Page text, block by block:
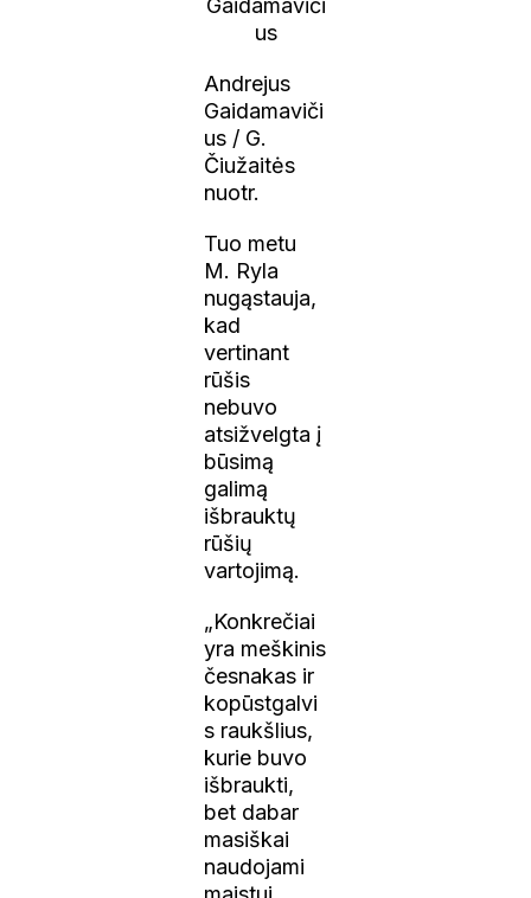
Andrejus
Gaidamaviči
us / G.
Čiužaitės
nuotr.
Tuo metu
M. Ryla
nugąstauja,
kad
vertinant
rūšis
nebuvo
atsižvelgta į
būsimą
galimą
išbrauktų
rūšių
vartojimą.
„Konkrečiai
yra meškinis
česnakas ir
kopūstgalvi
s raukšlius,
kurie buvo
išbraukti,
bet dabar
masiškai
naudojami